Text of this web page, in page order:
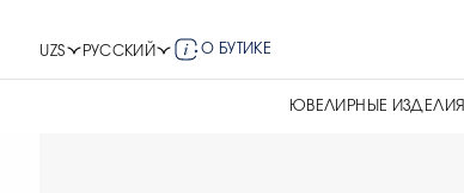
UZS РУССКИЙ О БУТИКЕ
ЮВЕЛИРНЫЕ ИЗДЕЛИЯ